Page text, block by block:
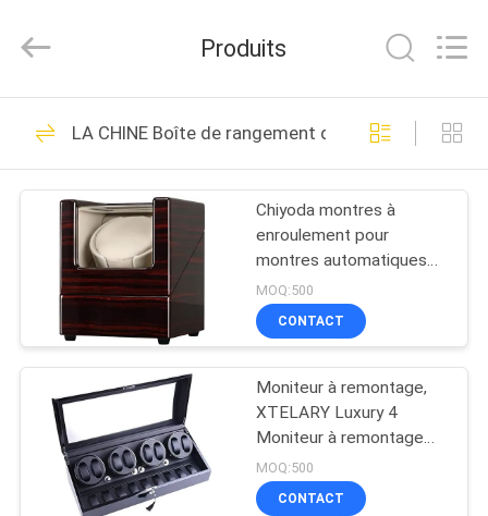
MAISON
PRODUITS
SUJET
NOUS
VISITE
D'USINE
Limited.
Developed
EVA Hard Cases
68
EVA Storage Case
49
Produits
LA CHINE Boîte de rangement de montre
Chiyoda montres à
enroulement pour
montres automatiques
boîte en bois massif
avec moteurs Mabuchi
MOQ:500
CONTACT
Moniteur à remontage,
XTELARY Luxury 4
Moniteur à remontage
quadricyclique à moteur
pour montres
MOQ:500
CONTACT